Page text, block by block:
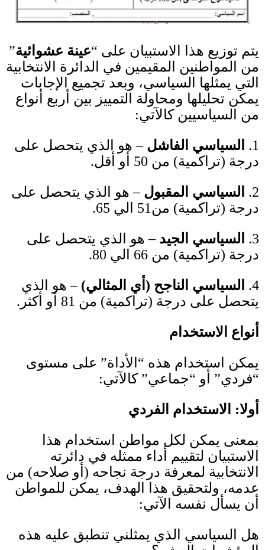
يتم توزيع هذا الاستبيان على “عينة عشوائية”
من المواطنين المقيمين في الدائرة الانتخابية
التي يمثلها السياسي، وبعد تجميع الإجابات
يمكن تحليلها ومحاولة التمييز بين أربع أنواع
من السياسيين كالآتي:
1.
السياسي الفاشل – هو الذي يتحصل على
درجة (تراكمية) من 50 أو أقل.
2.
السياسي المقبول – هو الذي يتحصل على
درجة (تراكمية) من51 الي 65.
3.
السياسي الجيد – هو الذي يتحصل على
درجة (تراكمية) من 66 الي 80.
4.
السياسي الناجح ( أي المثالي)
– هو الذي
يتحصل على درجة (تراكمية) من 81 أو أكثر .
أنواع الاستخدام
يمكن استخدام هذه “الأداة” على مستوى
“فردي” أو “جماعي” كالآتي:
أولا:
الاستخدام الفردي
بمعنى يمكن لكل مواطن استخدام هذا
الاستبيان لتقييم أداء ممثله في دائرته
الانتخابية لمعرفة درجة نجاحه ( أو صلاحه) من
عدمه، ولتحقيق هذا الهدف، يمكن للمواطن
أن يسأل نفسه الآتي:
هل السياسي الذي يمثلني تنطبق عليه هذه